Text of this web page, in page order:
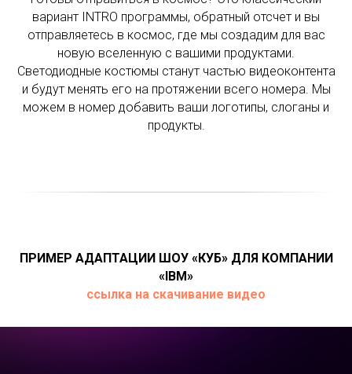
вариант INTRO программы, обратный отсчет и вы
отправляетесь в космос, где мы создадим для вас
новую вселенную с вашими продуктами.
Светодиодные костюмы станут частью видеоконтента
и будут менять его на протяжении всего номера. Мы
можем в номер добавить ваши логотипы, слоганы и
продукты.
ПРИМЕР АДАПТАЦИИ ШОУ «КУБ» ДЛЯ КОМПАНИИ
«IBM»
ссылка на скачивание видео